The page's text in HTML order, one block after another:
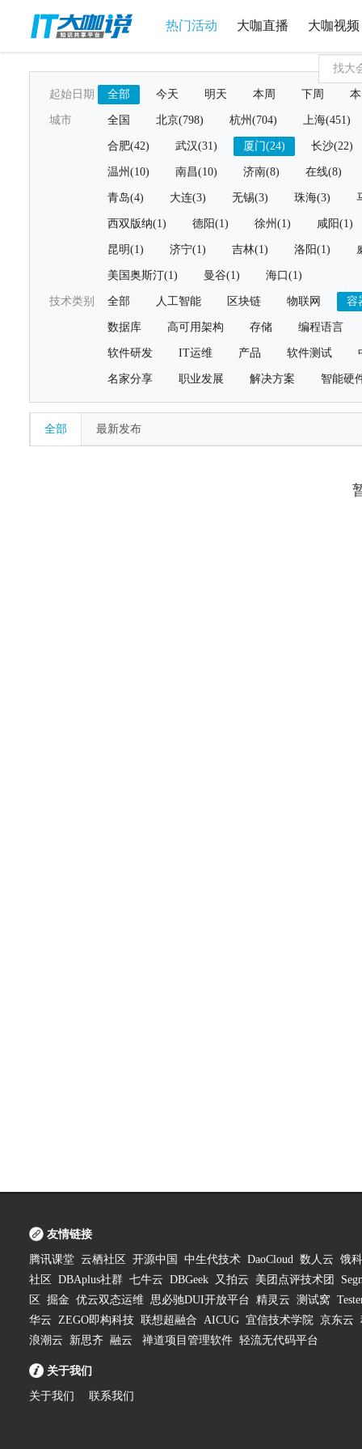
热门活动 大咖直播 大咖视频
起始日期 全部 今天 明天 本周 下周
城市 全国 北京(798) 杭州(704) 上海(451)
合肥(42) 武汉(31) 厦门(24) 长沙(22)
温州(10) 南昌(10) 济南(8) 在线(8)
青岛(4) 大连(3) 无锡(3) 珠海(3)
西双版纳(1) 德阳(1) 徐州(1) 咸阳(1)
昆明(1) 济宁(1) 吉林(1) 洛阳(1)
美国奥斯汀(1) 曼谷(1) 海口(1)
技术类别 全部 人工智能 区块链 物联网 容
数据库 高可用架构 存储 编程语言
软件研发 IT运维 产品 软件测试
名家分享 职业发展 解决方案 智能硬
全部 最新发布
友情链接
腾讯课堂 云栖社区 开源中国 中生代技术 DaoCloud 数人云 饿
社区
DBAplus社群 七牛云 DBGeek 又拍云 美团点评技术团
区
掘金 优云双态运维 思必驰DUI开放平台 精灵云 测试窝
华云 ZEGO即构科技 联想超融合 AICUG 宜信技术学院 京东云
浪潮云
新思齐 融云 禅道项目管理软件 轻流无代码平台
关于我们
关于我们 联系我们